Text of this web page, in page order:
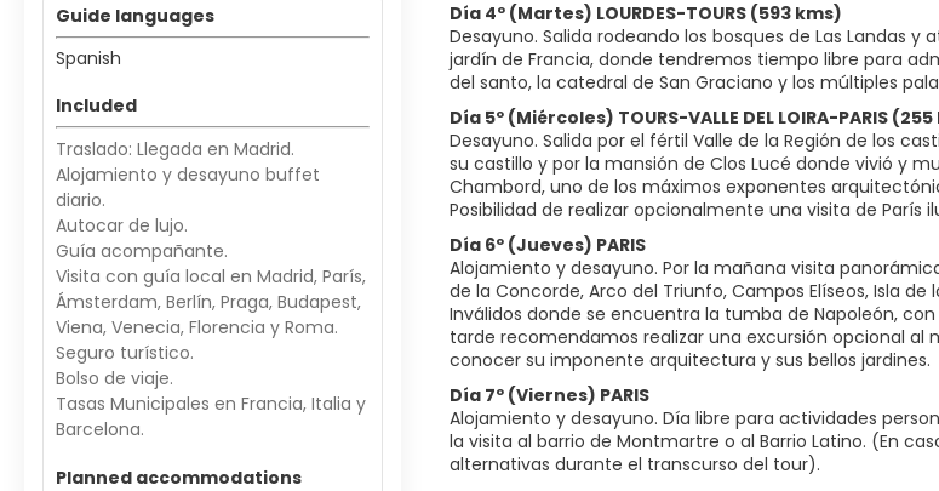
Día 4º (Martes) LOURDES-TOURS (593 kms)
Desayuno. Salida rodeando los bosques de Las Landas
jardín de Francia, donde tendremos tiempo libre para
del santo, la catedral de San Graciano y los múltiples
Día 5º (Miércoles) TOURS-VALLE DEL LOIRA-PARIS
Desayuno. Salida por el fértil Valle de la Región de los
su castillo y por la mansión de Clos Lucé donde vivió y
Chambord, uno de los máximos exponentes
Posibilidad de realizar opcionalmente una visita de París
Día 6º (Jueves) PARIS
Alojamiento y desayuno. Por la mañana visita
de la Concorde, Arco del Triunfo, Campos Elíseos, Isla
Inválidos donde se encuentra la tumba de Napoleón,
tarde recomendamos realizar una excursión opcional al
conocer su imponente arquitectura y sus bellos jardines.
Día 7º (Viernes) PARIS
Alojamiento y desayuno. Día libre para actividades
la visita al barrio de Montmartre o al Barrio Latino. (En
alternativas durante el transcurso del tour).
Guide languages
Spanish
Included
Traslado: Llegada en Madrid.
Alojamiento y desayuno buffet
diario.
Autocar de lujo.
Guía acompañante.
Visita con guía local en Madrid, París,
Ámsterdam, Berlín, Praga, Budapest,
Viena, Venecia, Florencia y Roma.
Seguro turístico.
Bolso de viaje.
Tasas Municipales en Francia, Italia y
Barcelona.
Planned accommodations